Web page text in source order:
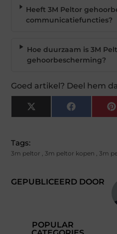
Heeft 3M Peltor
communicatiefuncties?
Hoe duurzaam is 3M
gehoorbescherming?
Goed artikel? Deel hem
X
(Twitter)
Facebook
GEPUBLICEERD DOOR
Tags:
3m peltor , 3m peltor kopen , 3m
POPULAR